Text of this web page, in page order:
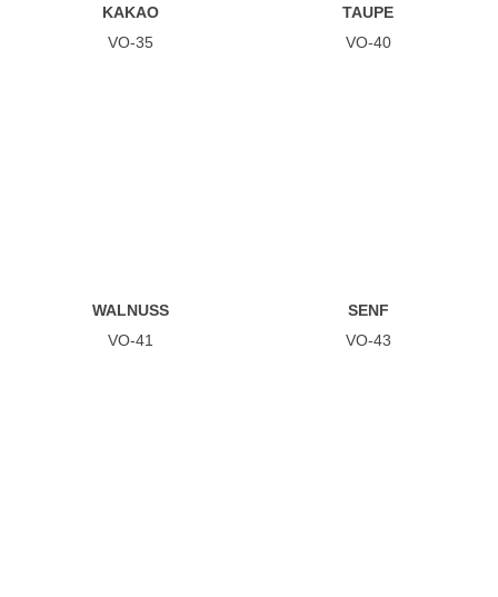
KAKAO
VO-35
TAUPE
VO-40
WALNUSS
VO-41
SENF
VO-43